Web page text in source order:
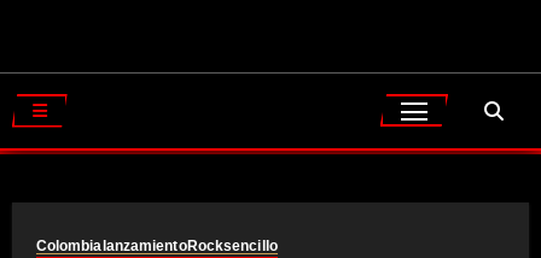
ColombialanzamientoRocksencillo